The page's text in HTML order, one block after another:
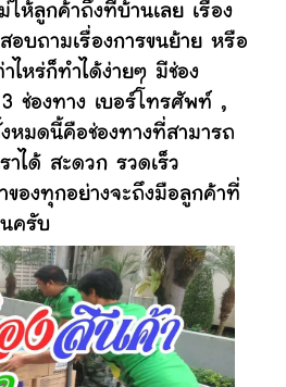
ให้ลูกค้าถึงที่บ้านเลย เรื่อง
บถามเรื่องการขนย้าย หรือ
ไหร่ก็ทำได้ง่ายๆ มีช่อง
ช่องทาง เบอร์โทรศัพท์ ,
มดนี้คือช่องทางที่สามารถ
าได้ สะดวก รวดเร็ว
องทุกอย่างจะถึงมือลูกค้าที่
ครับ